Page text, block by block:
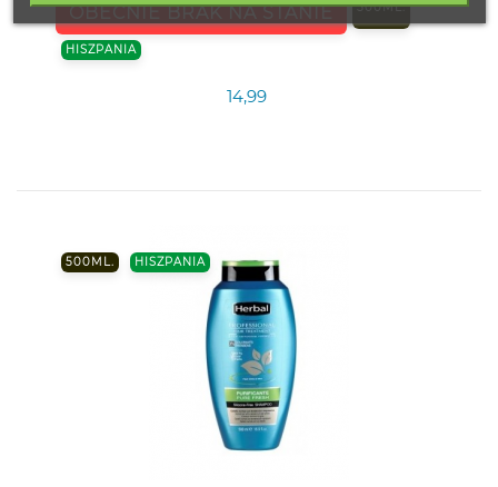
OBECNIE BRAK NA STANIE 500ML.
HISZPANIA
14,99
500ML. HISZPANIA